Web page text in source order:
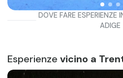
DOVE FARE ESPERIENZE
ADIGE
Esperienze vicino a